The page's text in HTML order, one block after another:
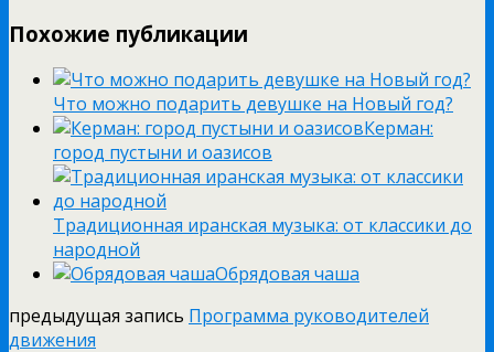
Похожие публикации
Что можно подарить девушке на Новый год?
Керман:
город пустыни и оазисов
Традиционная иранская музыка: от классики до
народной
Обрядовая чаша
предыдущая запись Программа руководителей
движения